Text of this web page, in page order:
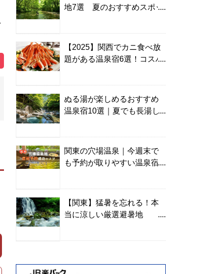
地7選 夏のおすすめスポッ
【2025】関西でカニ食べ放
題がある温泉宿6選！コスパ
ぬる湯が楽しめるおすすめ
温泉宿10選｜夏でも長湯し
関東の穴場温泉｜今週末で
も予約が取りやすい温泉宿
【関東】猛暑を忘れる！本
当に涼しい厳選避暑地